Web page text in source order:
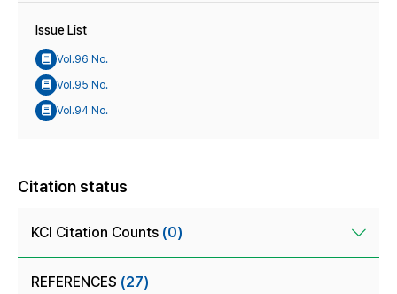
Issue List
Vol.96 No.
Vol.95 No.
Vol.94 No.
Citation status
KCI Citation Counts (0)
REFERENCES (27)